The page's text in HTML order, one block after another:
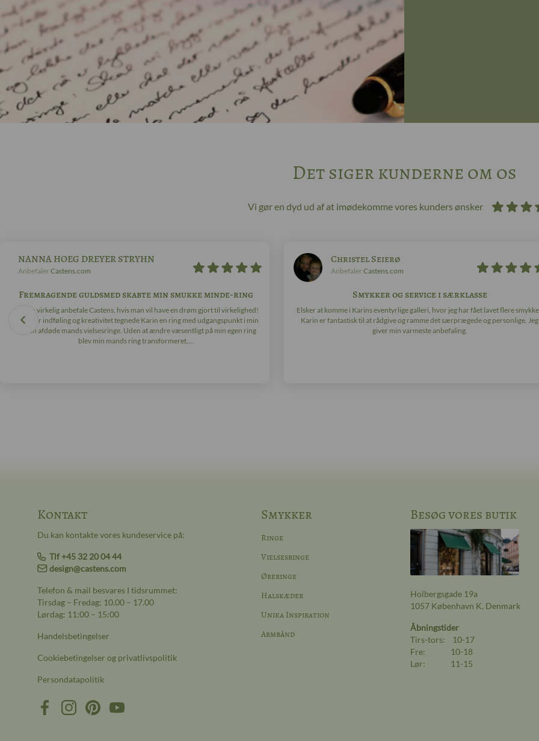
Det siger kunderne om os
Vi gør en dyd ud af at imødekomme vores kunders ønsker
NANNA HOEG DREYER STRYHN
Anbefaler Castens.com
Fremragende guldsmed skabte min smukke minde-ring
Jeg kan virkelig anbefale Castens, hvis man vil have en drøm gjort til virkelighed!
Med stor indføling og kreativitet tegnede Karin en ring med udgangspunkt i min
og min afdøde mands vielsesringe. Uden at ændre væsentligt på min egen ring
blev min mands ring transformeret,...
Christel Seierø
Anbefaler Castens.com
Smykker og service i særklasse
Elsker at komme i Karins eventyrlige galleri, hvor jeg har fået lavet flere
Karin er fantastisk til at rådgive og ramme det særprægede og personlige. Jeg
giver min varmeste anbefaling.
Kontakt
Du kan kontakte vores kundeservice på:
Tlf +45 32 20 04 44
design@castens.com
Telefon & mail besvares I tidsrummet:
Tirsdag – Fredag: 10.00 – 17.00
Lørdag: 11:00 – 15:00
Handelsbetingelser
Cookiebetingelser og privatlivspolitik
Persondatapolitik
Smykker
Ringe
Vielsesringe
Øreringe
Halskæder
Unika Inspiration
Armbånd
Besøg vores butik
Holbergsgade 19a
1057 København K, Denmark
Åbningstider
Tirs-tors: 10-17
Fre: 10-18
Lør: 11-15